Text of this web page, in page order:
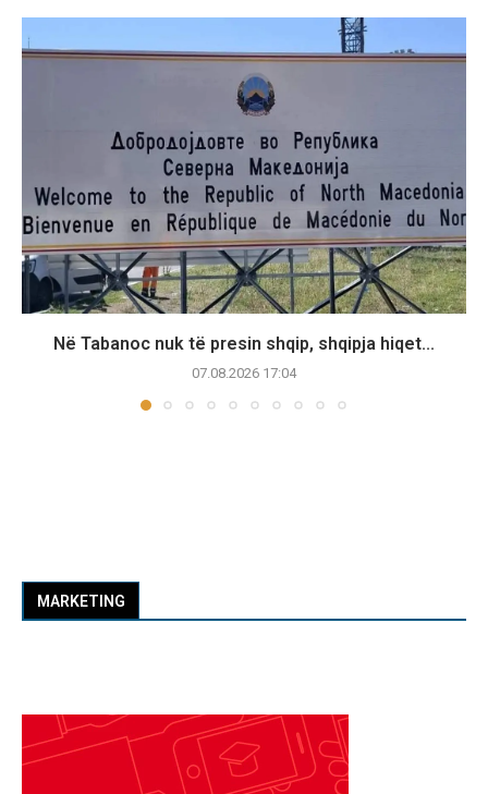
Në Tabanoc nuk të presin shqip, shqipja hiqet...
07.08.2026 17:04
MARKETING